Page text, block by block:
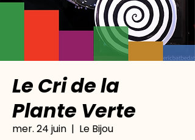
Le Cri de la
Plante Verte
mer. 24 juin
  |
Le Bijou